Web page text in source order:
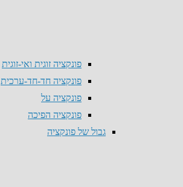
פונקציה זוגית ואי-זוגית
פונקציה חד-חד-ערכית
פונקציה על
פונקציה הפיכה
גבול של פונקציה